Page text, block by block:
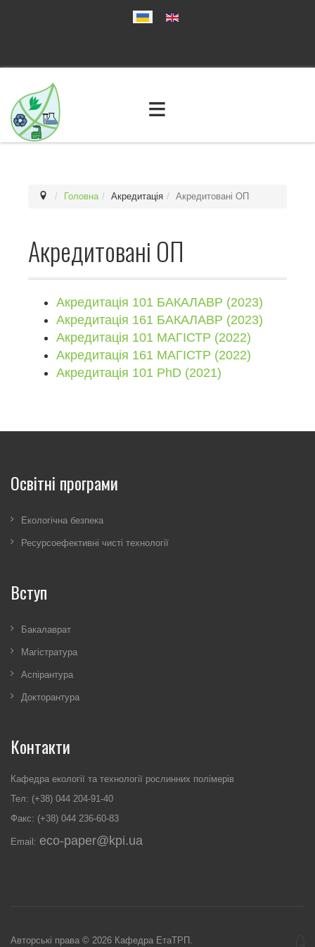
≡
Головна Акредитація Акредитовані ОП
Акредитовані ОП
Акредитація 101 БАКАЛАВР (2023)
Акредитація 161 БАКАЛАВР (2023)
Акредитація 101 МАГІСТР (2022)
Акредитація 161 МАГІСТР (2022)
Акредитація 101 PhD (2021)
Освітні програми
Екологічна безпека
Ресурсоефективні чисті технології
Вступ
Бакалаврат
Магістратура
Аспірантура
Докторантура
Контакти
Кафедра екології та технології рослинних полімерів
Тел: (+38) 044 204-91-40
Факс: (+38) 044 236-60-83
Email: eco-paper@kpi.ua
Авторські права © 2026 Кафедра ЕтаТРП.